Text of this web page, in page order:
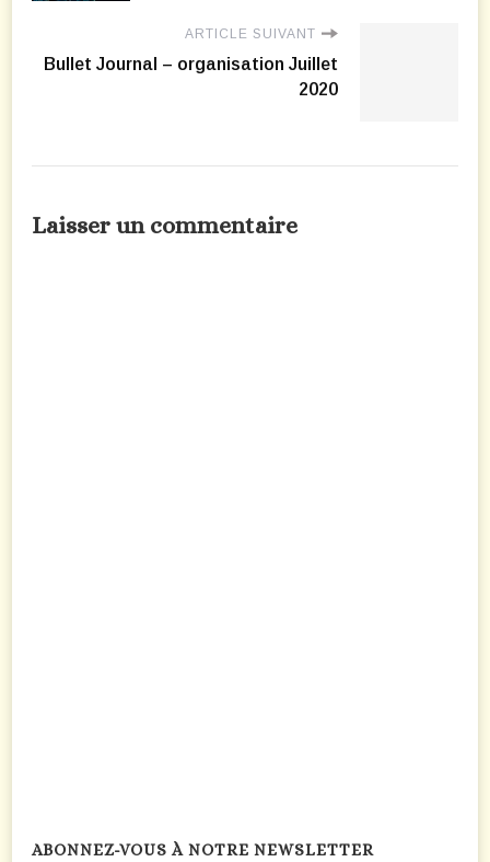
ARTICLE SUIVANT
Bullet Journal – organisation Juillet
2020
Laisser un commentaire
ABONNEZ-VOUS À NOTRE NEWSLETTER